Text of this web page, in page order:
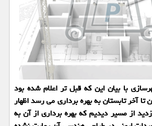
با بیان این كه قبل تر اعلام شده بود
آخر تابستان به بهره برداری می رسد اظهار
از مسیر دیدیم كه بهره برداری از آن به